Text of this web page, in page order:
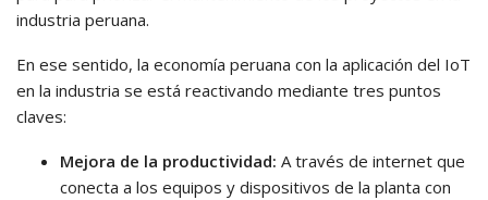
industria peruana.
En ese sentido, la economía peruana con la aplicación del IoT
en la industria se está reactivando mediante tres puntos
claves:
Mejora de la productividad: A través de internet que
conecta a los equipos y dispositivos de la planta con